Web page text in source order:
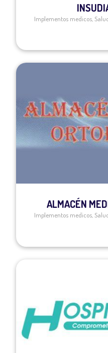
Implementos medicos ,
ALMACÉN
Implementos medicos,